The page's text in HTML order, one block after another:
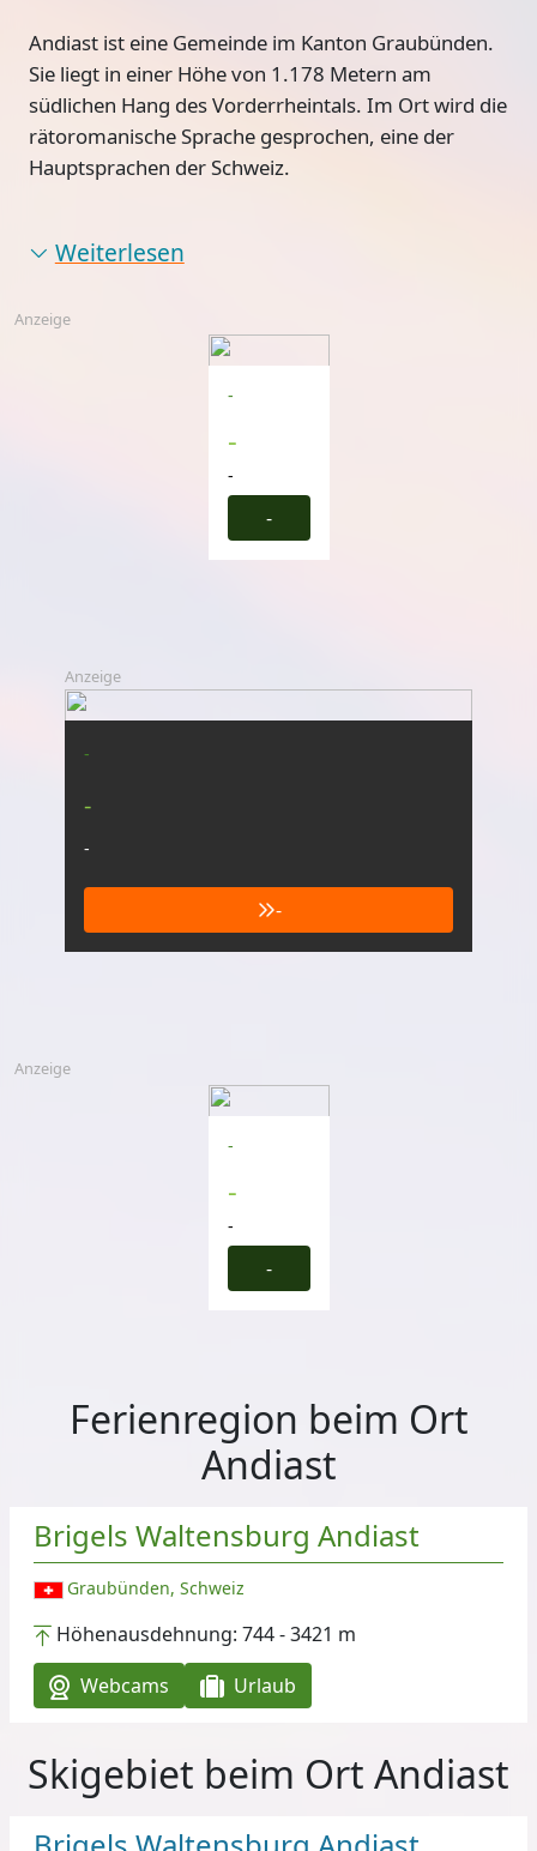
Andiast ist eine Gemeinde im Kanton Graubünden.
Sie liegt in einer Höhe von 1.178 Metern am
südlichen Hang des Vorderrheintals. Im Ort wird die
rätoromanische Sprache gesprochen, eine der
Hauptsprachen der Schweiz.
Weiterlesen
Anzeige
-
-
-
-
Anzeige
-
-
-
-
Anzeige
-
-
-
-
Ferienregion beim Ort
Andiast
Brigels Waltensburg Andiast
Graubünden, Schweiz
Höhenausdehnung: 744 - 3421 m
Webcams
Urlaub
Skigebiet beim Ort Andiast